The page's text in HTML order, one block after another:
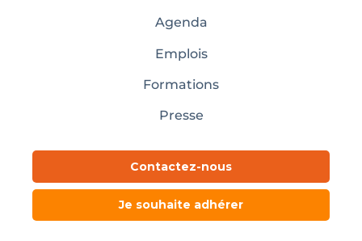
Agenda
Emplois
Formations
Presse
Contactez-nous
Je souhaite adhérer